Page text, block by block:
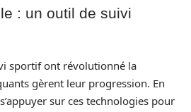
: un outil de suivi
sportif ont révolutionné la
gèrent leur progression. En
sur ces technologies pour